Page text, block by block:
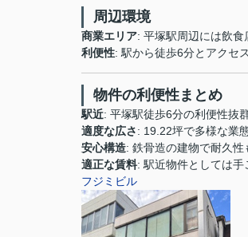
周辺環境
商業エリア: 平塚駅周辺には飲食
利便性: 駅から徒歩6分とアクセ
物件の利便性まとめ
駅近: 平塚駅徒歩6分の利便性抜
適度な広さ: 19.22坪で多様な業
安心構造: 鉄骨造の建物で耐久性
適正な賃料: 駅近物件としては手
フジミビル